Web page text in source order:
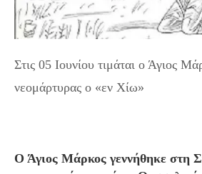
Στις 05 Ιουνίου τιμάται ο Άγιος
νεομάρτυρας o «εν Χίω»
Ο Άγιος Μάρκος γεννήθηκε στη